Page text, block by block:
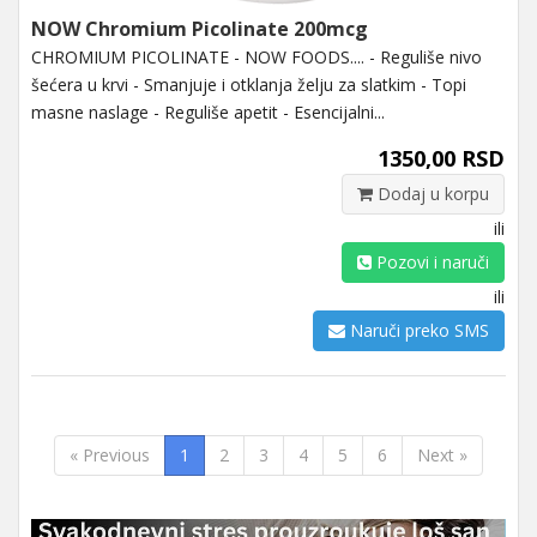
NOW Chromium Picolinate 200mcg
CHROMIUM PICOLINATE - NOW FOODS.... - Reguliše nivo
šećera u krvi - Smanjuje i otklanja želju za slatkim - Topi
masne naslage - Reguliše apetit - Esencijalni...
1350,00 RSD
Dodaj u korpu
ili
Pozovi i naruči
ili
Naruči preko SMS
« Previous 1 2 3 4 5 6 Next »